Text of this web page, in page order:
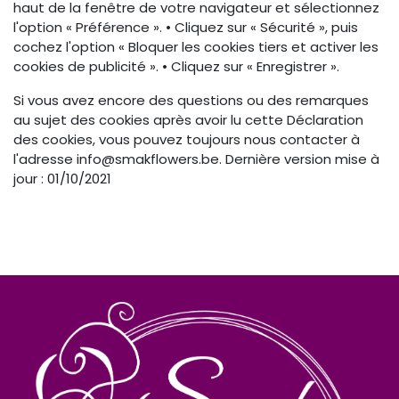
haut de la fenêtre de votre navigateur et sélectionnez
l'option « Préférence ». • Cliquez sur « Sécurité », puis
cochez l'option « Bloquer les cookies tiers et activer les
cookies de publicité ». • Cliquez sur « Enregistrer ».
Si vous avez encore des questions ou des remarques
au sujet des cookies après avoir lu cette Déclaration
des cookies, vous pouvez toujours nous contacter à
l'adresse info@smakflowers.be. Dernière version mise à
jour : 01/10/2021